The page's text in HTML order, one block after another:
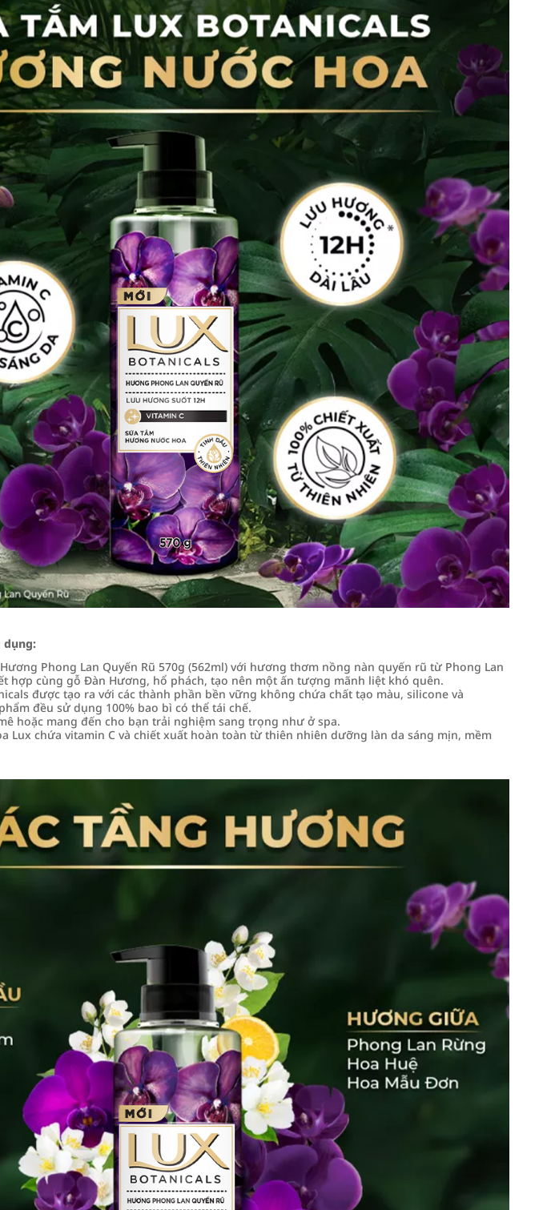
dụng:
Phong Lan Quyến Rũ 570g (562ml) với hương thơm nồng nàn quyến rũ từ Phong Lan
hợp cùng gỗ Đàn Hương, hổ phách, tạo nên một ấn tượng mãnh liệt khó quên.
được tạo ra với các thành phần bền vững không chứa chất tạo màu, silicone và
đều sử dụng 100% bao bì có thể tái chế.
hoặc mang đến cho bạn trải nghiệm sang trọng như ở spa.
Lux chứa vitamin C và chiết xuất hoàn toàn từ thiên nhiên dưỡng làn da sáng mịn, mềm